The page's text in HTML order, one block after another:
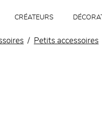
CRÉATEURS
Petits accessoires